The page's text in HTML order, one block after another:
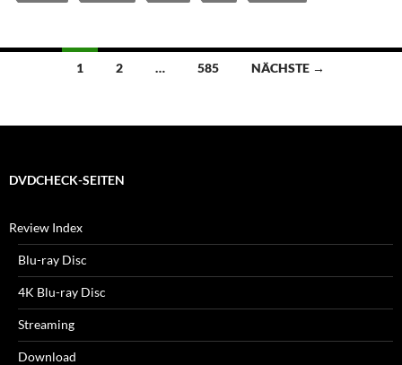
Beitragsnavigation
1 2 … 585 NÄCHSTE →
DVDCHECK-SEITEN
Review Index
Blu-ray Disc
4K Blu-ray Disc
Streaming
Download